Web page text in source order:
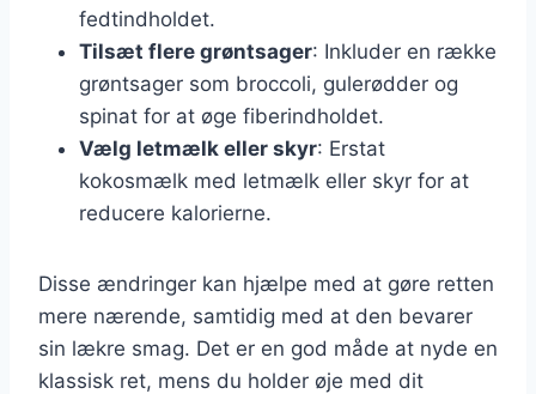
fedtindholdet.
Tilsæt flere grøntsager: Inkluder en række
grøntsager som broccoli, gulerødder og
spinat for at øge fiberindholdet.
Vælg letmælk eller skyr: Erstat
kokosmælk med letmælk eller skyr for at
reducere kalorierne.
Disse ændringer kan hjælpe med at gøre retten
mere nærende, samtidig med at den bevarer
sin lækre smag. Det er en god måde at nyde en
klassisk ret, mens du holder øje med dit